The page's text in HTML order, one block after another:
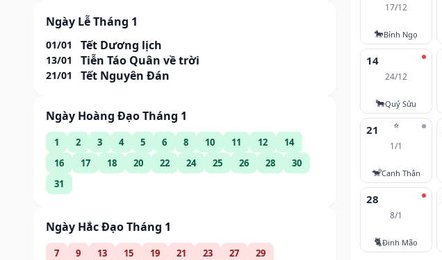
Ngày Lễ Tháng 1
01/01 Tết Dương lịch
13/01 Tiễn Táo Quân về trời
21/01 Tết Nguyên Đán
Ngày Hoàng Đạo Tháng 1
1 2 3 4 5 6 8 10 11 12
14
16
17 18 20 22 24 25 26 28
30
31
Ngày Hắc Đạo Tháng 1
7 9 13 15 19 21 23 27 29
17/12
🐎Bính Ngọ
14
24/12
🐂Quý Sửu
⭐
21
1/1
🐒Canh Thân
28
8/1
🐈Đinh Mão